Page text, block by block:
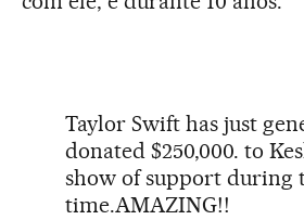
Taylor Swift has just
donated $250,000. to
show of support during
time.AMAZING!!